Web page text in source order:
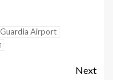
Airport
Next